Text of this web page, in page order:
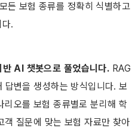
든 보험 종류를 정확히 식별하고
.
AI 챗봇으로 풀었습니다. RAG
변을 생성하는 방식입니다. 보
리오를 보험 종류별로 분리해 학
객 질문에 맞는 보험 자료만 찾아